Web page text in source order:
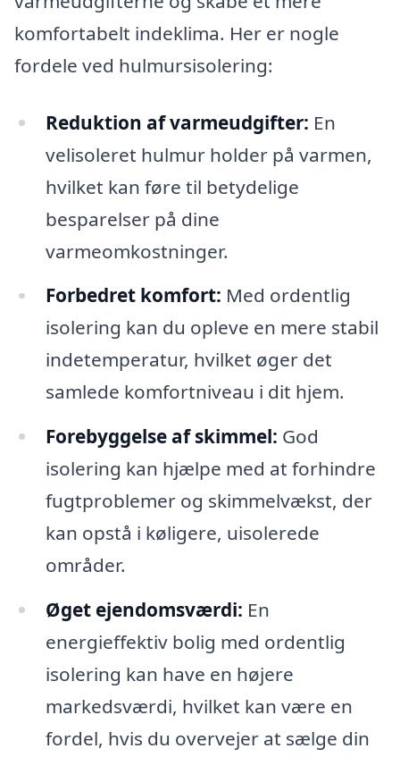
komfortabelt indeklima. Her er nogle
fordele ved hulmursisolering:
Reduktion af varmeudgifter: En
velisoleret hulmur holder på varmen,
hvilket kan føre til betydelige
besparelser på dine
varmeomkostninger.
Forbedret komfort: Med ordentlig
isolering kan du opleve en mere stabil
indetemperatur, hvilket øger det
samlede komfortniveau i dit hjem.
Forebyggelse af skimmel: God
isolering kan hjælpe med at forhindre
fugtproblemer og skimmelvækst, der
kan opstå i køligere, uisolerede
områder.
Øget ejendomsværdi: En
energieffektiv bolig med ordentlig
isolering kan have en højere
markedsværdi, hvilket kan være en
fordel, hvis du overvejer at sælge din